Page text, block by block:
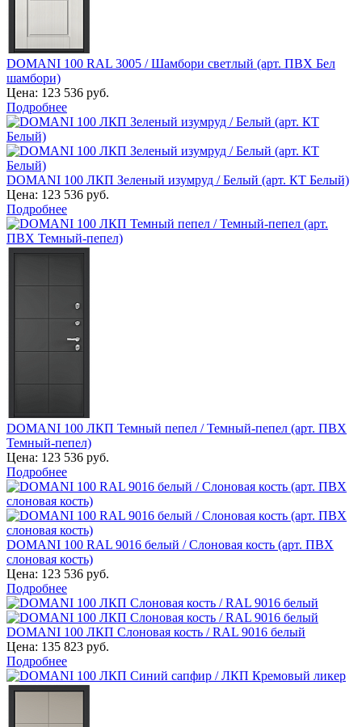
DOMANI 100 RAL 3005 / Шамбори светлый (арт. ПВХ Бел
шамбори)
Цена: 123 536 руб.
Подробнее
DOMANI 100 ЛКП Зеленый изумруд / Белый (арт. КТ Белый)
Цена: 123 536 руб.
Подробнее
DOMANI 100 ЛКП Темный пепел / Темный-пепел (арт. ПВХ
Темный-пепел)
Цена: 123 536 руб.
Подробнее
DOMANI 100 RAL 9016 белый / Слоновая кость (арт. ПВХ
слоновая кость)
Цена: 123 536 руб.
Подробнее
DOMANI 100 ЛКП Слоновая кость / RAL 9016 белый
Цена: 135 823 руб.
Подробнее